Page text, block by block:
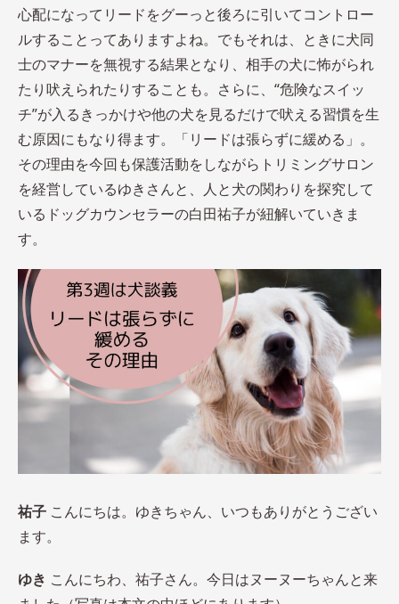
心配になってリードをグーっと後ろに引いてコントロー
ルすることってありますよね。でもそれは、ときに犬同
士のマナーを無視する結果となり、相手の犬に怖がられ
たり吠えられたりすることも。さらに、“危険なスイッ
チ”が入るきっかけや他の犬を見るだけで吠える習慣を生
む原因にもなり得ます。「リードは張らずに緩める」。
その理由を今回も保護活動をしながらトリミングサロン
を経営しているゆきさんと、人と犬の関わりを探究して
いるドッグカウンセラーの白田祐子が紐解いていきま
す。
祐子 こんにちは。ゆきちゃん、いつもありがとうござい
ます。
ゆき こんにちわ、祐子さん。今日はヌーヌーちゃんと来